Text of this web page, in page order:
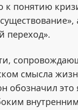
к понятию
переход».
смысла
обозначил это